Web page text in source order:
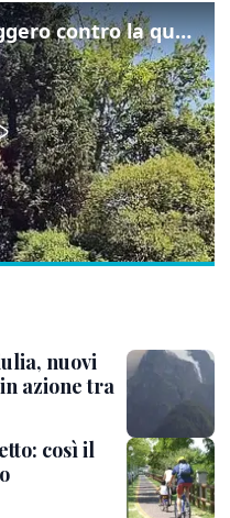
Lo schianto dell’ultraleggero contro la quercia: cosa è successo a Rivarotta
nuovi
azione tra
così il